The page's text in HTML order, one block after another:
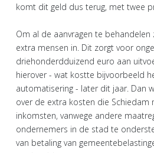
komt dit geld dus terug, met twee
Om al de aanvragen te
extra mensen in. Dit zorgt voor
driehonderdduizend euro aan
hierover - wat kostte bijvoorbeeld
automatisering - later dit jaar. Dan
over de extra kosten die Schiedam
inkomsten, vanwege andere
ondernemers in de stad te
van betaling van